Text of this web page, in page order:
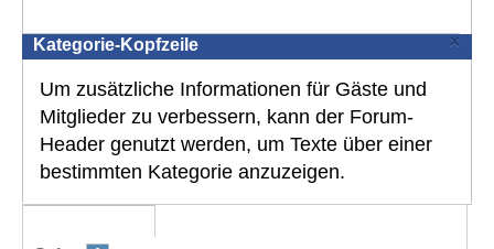
×
Kategorie-Kopfzeile
Um zusätzliche Informationen für Gäste und
Mitglieder zu verbessern, kann der Forum-
Header genutzt werden, um Texte über einer
bestimmten Kategorie anzuzeigen.